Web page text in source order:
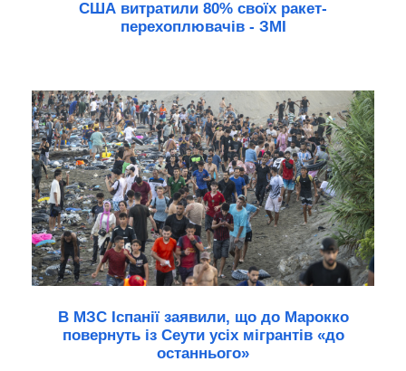
США витратили 80% своїх ракет-
перехоплювачів - ЗМІ
В МЗС Іспанії заявили, що до Марокко
повернуть із Сеути усіх мігрантів «до
останнього»